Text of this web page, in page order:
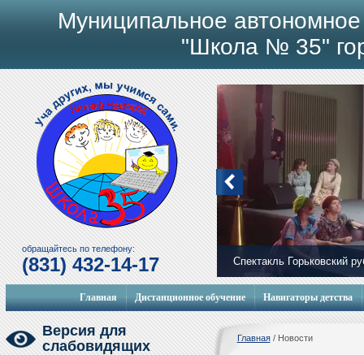
Спектакль Горьковский
обращайтесь по телефону:
(831) 432-14-17
Муниципальное
"Школа № 35"
Главная Дистанционное обучение Навигаторы детства
Версия для
слабовидящих
Главная/ Новости